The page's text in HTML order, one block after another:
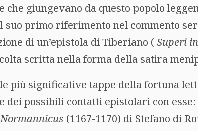
giungevano da questo popolo
suo primo riferimento nel commento
di un’epistola di Tiberiano ( Superi
scritta nella forma della satira
più significative tappe della fortuna
dei possibili contatti epistolari con
(1167-1170) di Stefano di